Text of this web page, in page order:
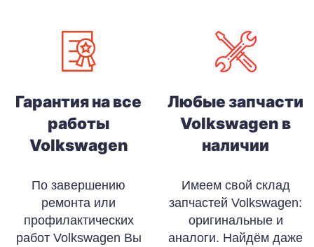
Гарантия на все
работы
Volkswagen
По завершению
ремонта или
профилактических
работ Volkswagen Вы
Любые запчасти
Volkswagen в
наличии
Имеем свой склад
запчастей Volkswagen:
оригинальные и
аналоги. Найдём даже